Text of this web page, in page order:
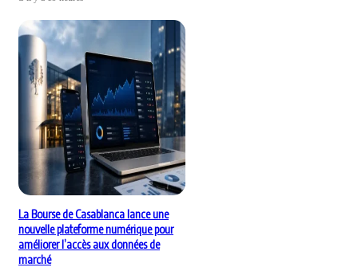
La Bourse de Casablanca lance une
nouvelle plateforme numérique pour
améliorer l’accès aux données de
marché